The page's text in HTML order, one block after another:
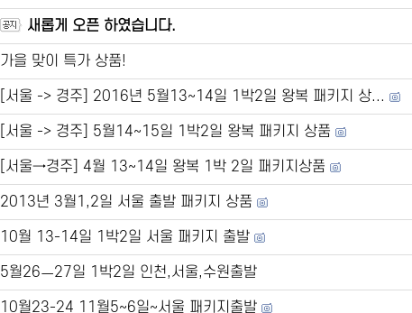
새롭게 오픈 하였습니다.
가을 맞이 특가 상품!
[서울 -> 경주] 2016년 5월13~14일 1박2일 왕복 패키지 상...
[서울 -> 경주] 5월14~15일 1박2일 왕복 패키지 상품
[서울→경주] 4월 13~14일 왕복 1박 2일 패키지상품
2013년 3월1,2일 서울 출발 패키지 상품
10월 13-14일 1박2일 서울 패키지 출발
5월26ㅡ27일 1박2일 인천,서울,수원출발
10월23-24 11월5~6일~서울 패키지출발